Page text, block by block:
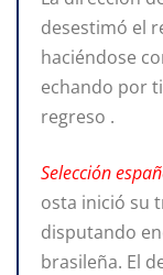
desestimó el
haciéndose
echando por
regreso .
Selección
osta inició su
disputando
brasileña. El